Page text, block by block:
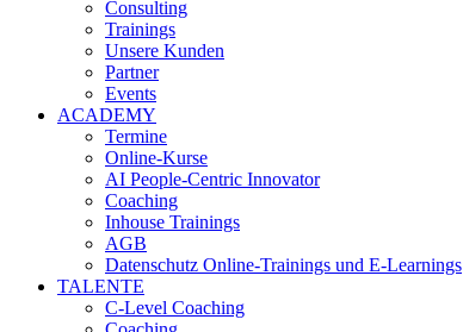
Consulting
Trainings
Unsere Kunden
Partner
Events
ACADEMY
Termine
Online-Kurse
AI People-Centric Innovator
Coaching
Inhouse Trainings
AGB
Datenschutz Online-Trainings und E-Learnings
TALENTE
C-Level Coaching